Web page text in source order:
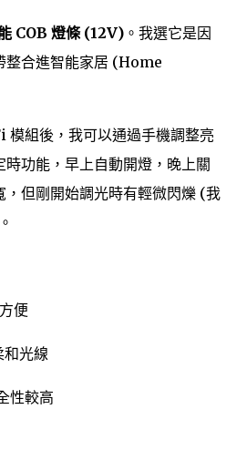
COB 燈條 (12V) 。我選它是因
整合進智能家居 (Home
模組後，我可以通過手機調整亮
功能，早上自動開燈，晚上關
，但剛開始調光時有輕微閃爍 (我
便
和光線
性較高